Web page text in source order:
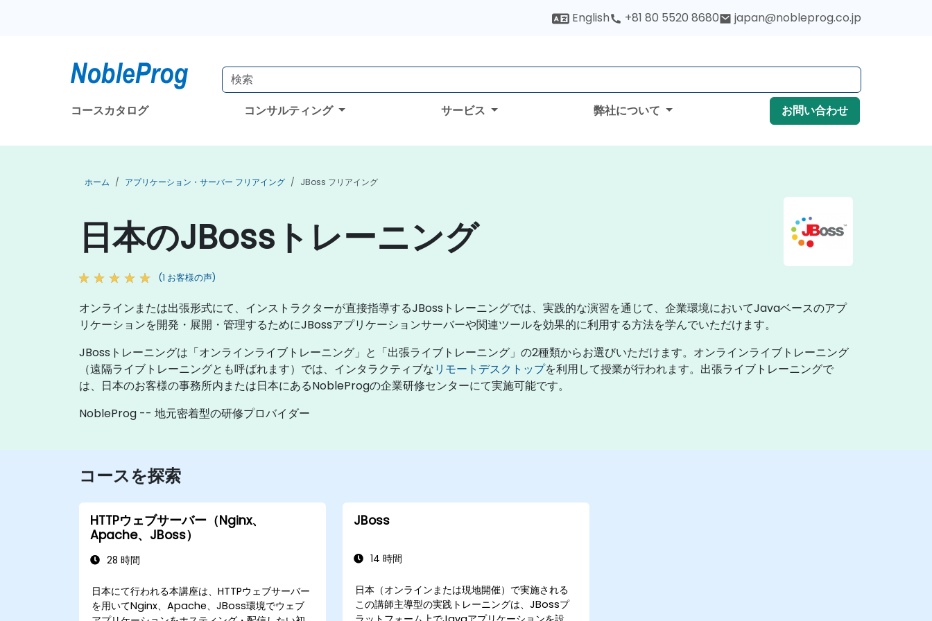
English +81 80 5520 8680 japan@nobleprog.co.jp
コースカタログ コンサルティング サービス 弊社について お問い合わせ
ホーム アプリケーション・サーバー フリアイング JBoss フリアイング
日本のJBossトレーニング
(1 お客様の声)
オンラインまたは出張形式にて、インストラクターが直接指導するJBossトレーニングでは、実践的な演習を通じて、企業環境においてJavaベースのアプ
リケーションを開発・展開・管理するためにJBossアプリケーションサーバーや関連ツールを効果的に利用する方法を学んでいただけます。
JBossトレーニングは「オンラインライブトレーニング」と「出張ライブトレーニング」の2種類からお選びいただけます。オンラインライブトレーニング
（遠隔ライブトレーニングとも呼ばれます）では、インタラクティブなリモートデスクトップを利用して授業が行われます。出張ライブトレーニングで
は、日本のお客様の事務所内または日本にあるNobleProgの企業研修センターにて実施可能です。
NobleProg -- 地元密着型の研修プロバイダー
コースを探索
HTTPウェブサーバー（Nginx、
Apache、JBoss）
28 時間
日本にて行われる本講座は、HTTPウェブサーバー
を用いてNginx、Apache、JBoss環境でウェブ
JBoss
14 時間
日本（オンラインまたは現地開催）で実施される
この講師主導型の実践トレーニングは、JBossプ